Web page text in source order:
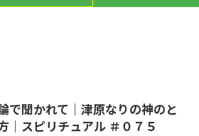
で聞かれて｜津原なりの神のと
｜スピリチュアル ＃０７５